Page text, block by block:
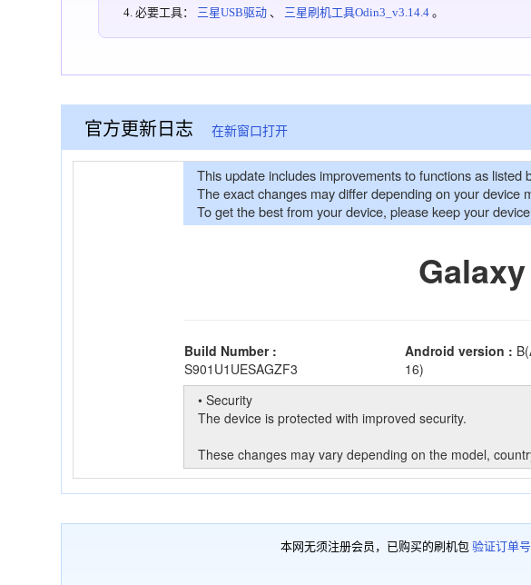
必要工具： 三星USB驱动 、 三星刷机工具Odin3_v3.14.4 。
官方更新日志在新窗口打开
本网无须注册会员，已购买的刷机包 验证订单号